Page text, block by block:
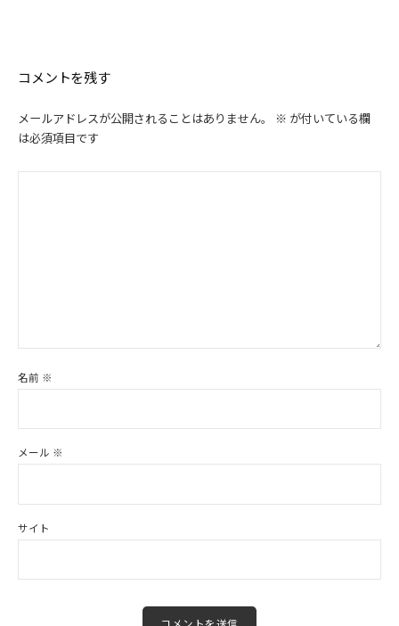
ン
コメントを残す
メールアドレスが公開されることはありません。 ※ が付いている欄
は必須項目です
名前 ※
メール ※
サイト